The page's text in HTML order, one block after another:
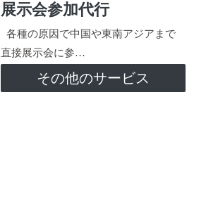
展示会参加代行
各種の原因で中国や東南アジアまで
直接展示会に参…
その他のサービス